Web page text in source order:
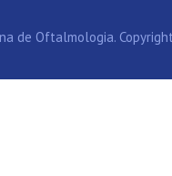
de Oftalmologia.